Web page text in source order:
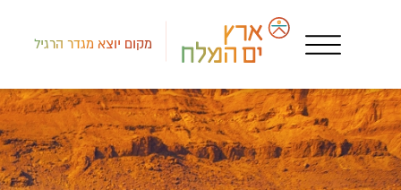
מקום יוצא מגדר הרגיל